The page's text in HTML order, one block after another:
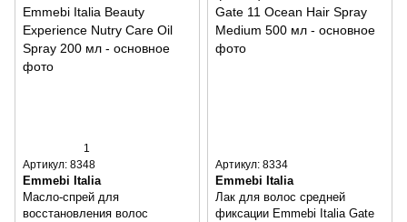
1
Артикул: 8348
Emmebi Italia
Масло-спрей для
восстановления волос
Артикул: 8334
Emmebi Italia
Лак для волос средней
фиксации Emmebi Italia Gate